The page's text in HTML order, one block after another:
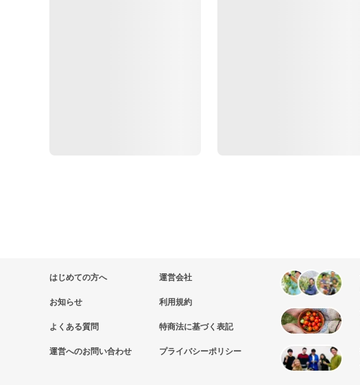
はじめての方へ
お知らせ
よくある質問
運営へのお問い合わせ
運営会社
利用規約
特商法に基づく表記
プライバシーポリシー